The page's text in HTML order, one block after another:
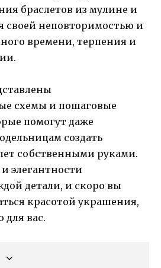
браслетов из мулине и
своей неповторимостью и
времени, терпения и
схемы и пошаговые
помогут даже
создать
собственными руками.
элегантности
детали, и скоро вы
красотой украшения,
для вас.